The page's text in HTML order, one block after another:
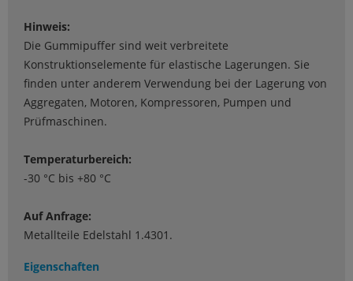
Hinweis:
Die Gummipuffer sind weit verbreitete
Konstruktionselemente für elastische Lagerungen. Sie
finden unter anderem Verwendung bei der Lagerung von
Aggregaten, Motoren, Kompressoren, Pumpen und
Prüfmaschinen.
Temperaturbereich:
-30 °C bis +80 °C
Auf Anfrage:
Metallteile Edelstahl 1.4301.
Eigenschaften